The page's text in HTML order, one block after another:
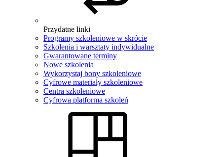
Przydatne linki
Programy szkoleniowe w skrócie
Szkolenia i warsztaty indywidualne
Gwarantowane terminy
Nowe szkolenia
Wykorzystaj bony szkoleniowe
Cyfrowe materiały szkoleniowe
Centra szkoleniowe
Cyfrowa platforma szkoleń